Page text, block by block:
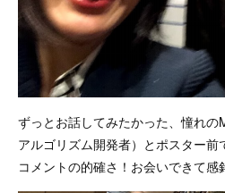
ずっとお話してみたかった、憧れ
アルゴリズム開発者）とポスター
コメントの的確さ！お会いできて感